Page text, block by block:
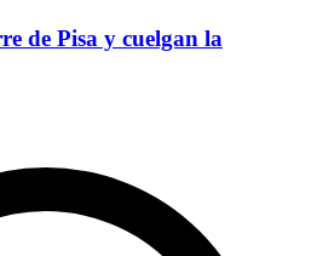
de Pisa y cuelgan la